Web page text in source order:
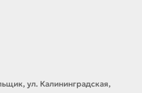
ул. Калининградская,